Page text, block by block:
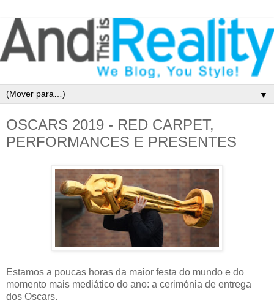
▼
OSCARS 2019 - RED CARPET,
PERFORMANCES E PRESENTES
Estamos a poucas horas da maior festa do mundo e do
momento mais mediático do ano: a cerimónia de entrega
dos Oscars.